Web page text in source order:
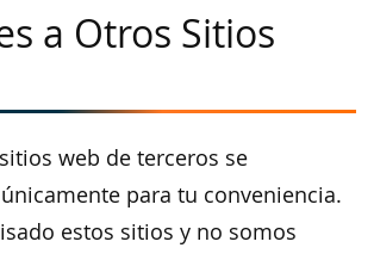
a Otros Sitios
web de terceros se
para tu conveniencia.
estos sitios y no somos